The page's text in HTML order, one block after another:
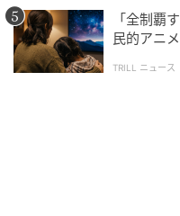
「全制覇
民的アニ
TRILL ニュース